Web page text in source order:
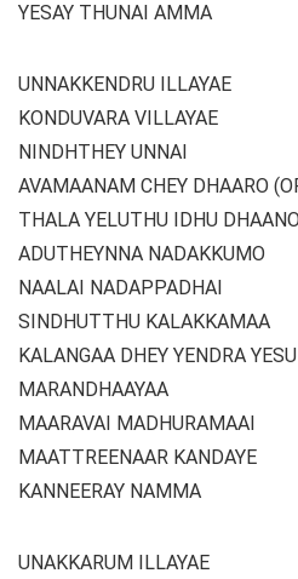
YESAY THUNAI AMMA
UNNAKKENDRU ILLAYAE
KONDUVARA VILLAYAE
NINDHTHEY UNNAI
AVAMAANAM CHEY DHAARO
THALA YELUTHU IDHU
ADUTHEYNNA NADAKKUMO
NAALAI NADAPPADHAI
SINDHUTTHU KALAKKAMAA
KALANGAA DHEY YENDRA
MARANDHAAYAA
MAARAVAI MADHURAMAAI
MAATTREENAAR KANDAYE
KANNEERAY NAMMA
UNAKKARUM ILLAYAE